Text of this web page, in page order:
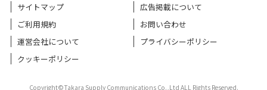
サイトマップ
広告掲載について
ご利用規約
お問い合わせ
運営会社について
プライバシーポリシー
クッキーポリシー
Copyright©Takara Supply Communications Co.,Ltd ALL Rights Reserved.